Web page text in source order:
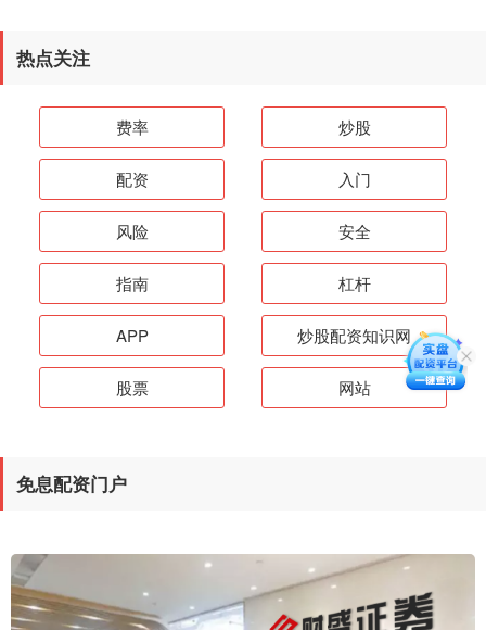
热点关注
费率 炒股
配资 入门
风险 安全
指南 杠杆
APP 炒股配资知识网
股票 网站
免息配资门户